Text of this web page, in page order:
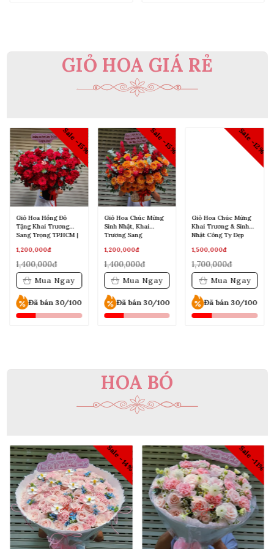
GIỎ HOA GIÁ RẺ
Sale -15%
Giỏ Hoa Hồng Đỏ
Tặng Khai Trương
Sang Trọng TP.HCM |
1,200,000đ
1,400,000đ
Mua Ngay
Đã bán 30/100
Sale -15%
Giỏ Hoa Chúc Mừng
Sinh Nhật, Khai
Trương Sang
Angel
1,200,000đ
1,400,000đ
Mua Ngay
Đã bán 30/100
Sale -12%
Giỏ Hoa Chúc Mừng
Khai Trương & Sinh
Nhật Công Ty Đẹp
1,500,000đ
1,700,000đ
Mua Ngay
Đã bán 30/100
HOA BÓ
Sale -14% Sale -11%